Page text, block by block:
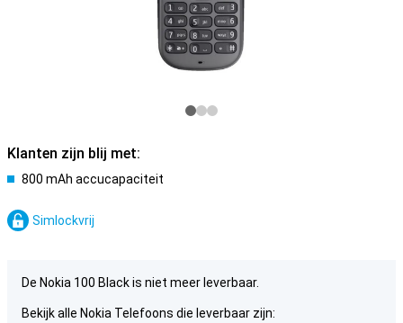
Klanten zijn blij met:
800 mAh accucapaciteit
Simlockvrij
De Nokia 100 Black is niet meer leverbaar.
Bekijk alle Nokia Telefoons die leverbaar zijn: